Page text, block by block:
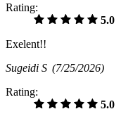
Rating:
5.0
Exelent!!
Sugeidi S (7/25/2026)
Rating:
5.0